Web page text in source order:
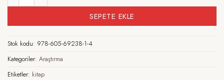
SEPETE EKLE
Stok kodu: 978-605-69238-1-4
Kategoriler: Araştırma
Etiketler: kitap